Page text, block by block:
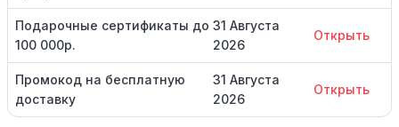
Подарочные сертификаты до
100 000р.
31 Августа
2026
Открыть
Промокод на бесплатную
доставку
31 Августа
2026
Открыть